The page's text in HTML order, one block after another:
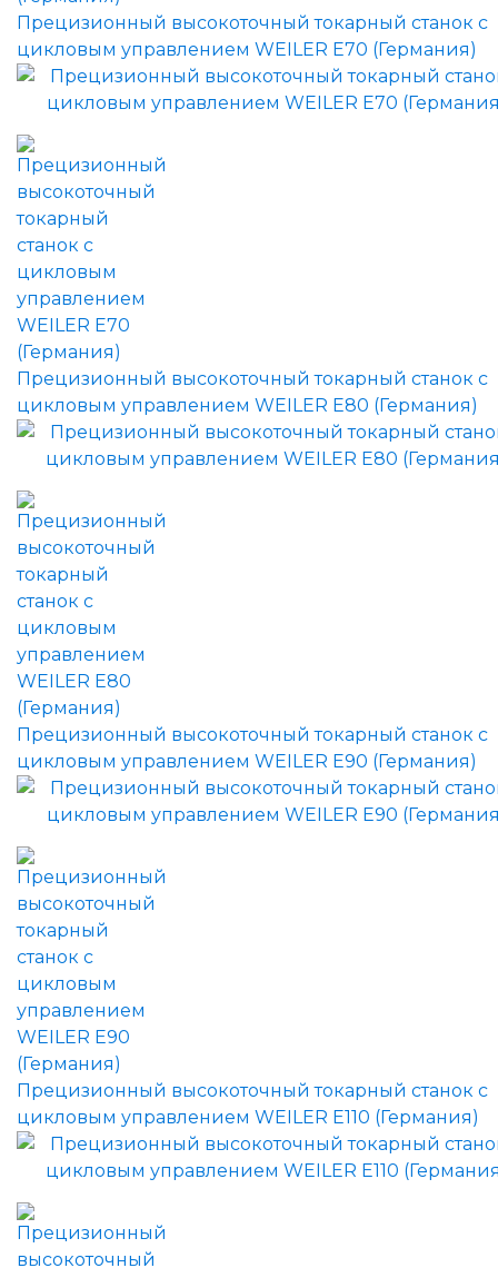
Прецизионный высокоточный токарный станок с
цикловым управлением WEILER E70 (Германия)
Прецизионный высокоточный токарный станок с
цикловым управлением WEILER E80 (Германия)
Прецизионный высокоточный токарный станок с
цикловым управлением WEILER E90 (Германия)
Прецизионный высокоточный токарный станок с
цикловым управлением WEILER E110 (Германия)